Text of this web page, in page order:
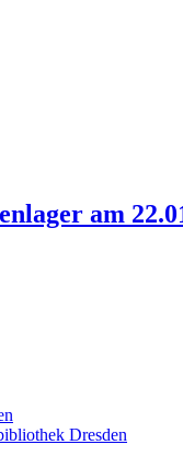
am
Dresden